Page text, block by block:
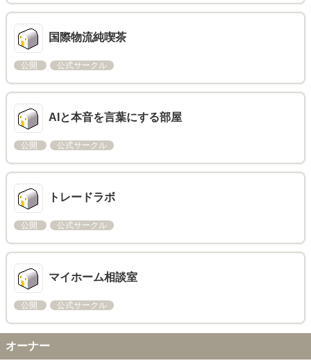
国際物流純喫茶
公開 公式サークル
AIと本音を言葉にする部屋
公開 公式サークル
トレードラボ
公開 公式サークル
マイホーム相談室
公開 公式サークル
オーナー